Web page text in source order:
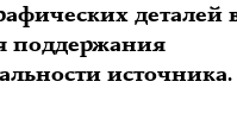
деталей в
поддержания
источника.